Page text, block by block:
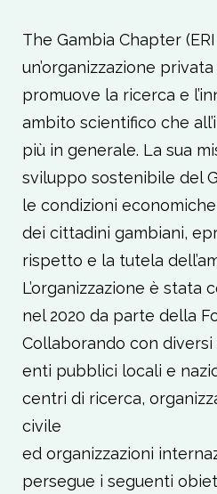
The Gambia Chapter
un’organizzazione
promuove la ricerca e
ambito scientifico che
più in generale. La sua
sviluppo sostenibile del
le condizioni
dei cittadini gambiani,
rispetto e la tutela
L’organizzazione è stata
nel 2020 da parte della
Collaborando con
enti pubblici locali e
centri di ricerca,
civile
ed organizzazioni
persegue i seguenti